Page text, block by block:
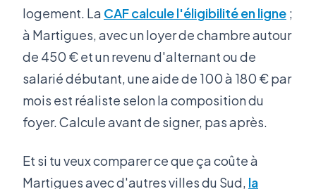
logement. La CAF calcule l'éligibilité en ligne ;
à Martigues, avec un loyer de chambre autour
de 450 € et un revenu d'alternant ou de
salarié débutant, une aide de 100 à 180 € par
mois est réaliste selon la composition du
foyer. Calcule avant de signer, pas après.
Et si tu veux comparer ce que ça coûte à
Martigues avec d'autres villes du Sud, la